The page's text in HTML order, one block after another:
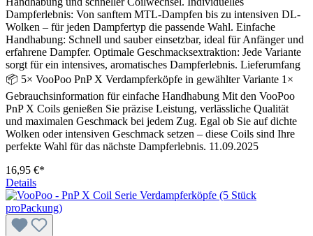
Dampferlebnis: Von sanftem MTL-Dampfen bis zu intensiven DL-
Wolken – für jeden Dampfertyp die passende Wahl. Einfache
Handhabung: Schnell und sauber einsetzbar, ideal für Anfänger und
erfahrene Dampfer. Optimale Geschmacksextraktion: Jede Variante
sorgt für ein intensives, aromatisches Dampferlebnis. Lieferumfang
📦 5× VooPoo PnP X Verdampferköpfe in gewählter Variante 1×
Gebrauchsinformation für einfache Handhabung Mit den VooPoo
PnP X Coils genießen Sie präzise Leistung, verlässliche Qualität
und maximalen Geschmack bei jedem Zug. Egal ob Sie auf dichte
Wolken oder intensiven Geschmack setzen – diese Coils sind Ihre
perfekte Wahl für das nächste Dampferlebnis. 11.09.2025
16,95 €*
Details